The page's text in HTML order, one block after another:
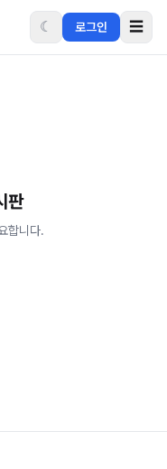
☾ 로그인 ☰
판
합니다.